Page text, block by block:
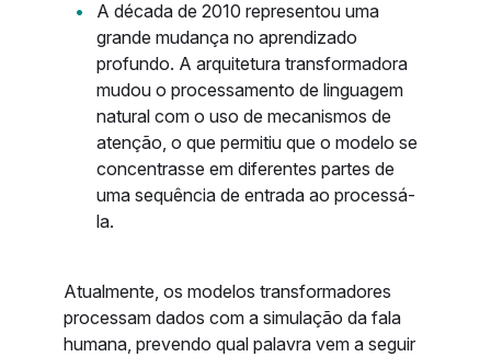
A década de 2010 representou uma
grande mudança no aprendizado
profundo. A arquitetura transformadora
mudou o processamento de linguagem
natural com o uso de mecanismos de
atenção, o que permitiu que o modelo se
concentrasse em diferentes partes de
uma sequência de entrada ao processá-
la.
Atualmente, os modelos transformadores
processam dados com a simulação da fala
humana, prevendo qual palavra vem a seguir